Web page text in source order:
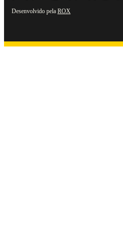
Desenvolvido pela ROX